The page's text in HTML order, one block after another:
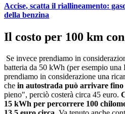
Accise, scatta il riallineamento:
della benzina
Il costo per 100 km
Se invece prendiamo in
batteria da 50 kWh (per esempio
prendiamo in considerazione una
che in autostrada può arrivare
pieno", perciò costerà circa 45 euro.
15 kWh per percorrere 100